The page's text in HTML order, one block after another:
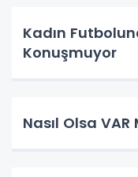
Kadın
Konuşmuyor
Nasıl Olsa